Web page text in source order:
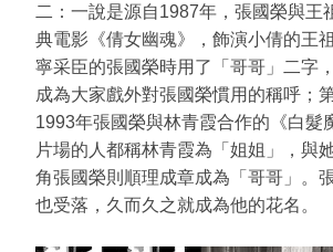
二：一說是源自1987年，張國榮與王
典電影《倩女幽魂》，飾演小倩的王
寧采臣的張國榮時用了「哥哥」二字
成為大家戲外對張國榮慣用的稱呼；
1993年張國榮與林青霞合作的《白髮
片場的人都稱林青霞為「姐姐」，與
角張國榮則順理成章成為「哥哥」。
也受落，久而久之就成為他的花名。